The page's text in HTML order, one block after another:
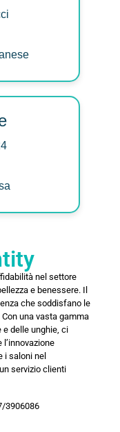
nel settore
e benessere. Il
che soddisfano le
una vasta gamma
e delle unghie, ci
i saloni nel
servizio clienti
3906086